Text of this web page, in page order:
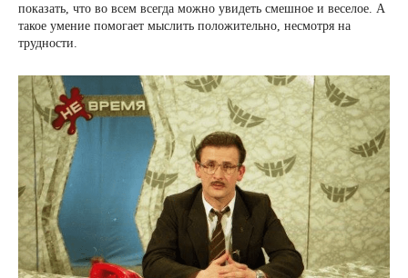
показать, что во всем всегда можно увидеть смешное и веселое. А
такое умение помогает мыслить положительно, несмотря на
трудности.